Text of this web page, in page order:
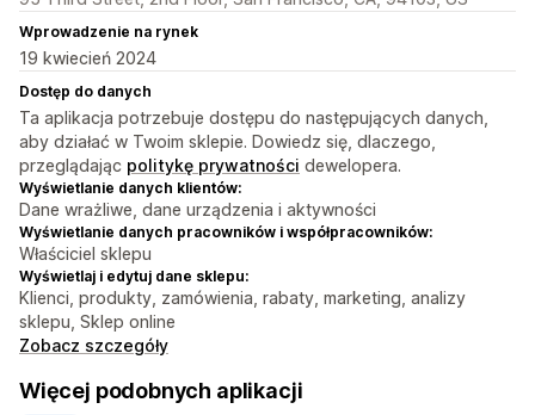
Wprowadzenie na rynek
19 kwiecień 2024
Dostęp do danych
Ta aplikacja potrzebuje dostępu do następujących danych,
aby działać w Twoim sklepie. Dowiedz się, dlaczego,
przeglądając politykę prywatności dewelopera.
Wyświetlanie danych klientów:
Dane wrażliwe, dane urządzenia i aktywności
Wyświetlanie danych pracowników i współpracowników:
Właściciel sklepu
Wyświetlaj i edytuj dane sklepu:
Klienci, produkty, zamówienia, rabaty, marketing, analizy
sklepu, Sklep online
Zobacz szczegóły
Więcej podobnych aplikacji